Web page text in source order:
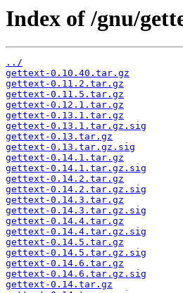
Index of /gnu/
../
gettext-0.10.40.tar.gz
gettext-0.11.2.tar.gz
gettext-0.11.5.tar.gz
gettext-0.12.1.tar.gz
gettext-0.13.1.tar.gz
gettext-0.13.1.tar.gz.sig
gettext-0.13.tar.gz
gettext-0.13.tar.gz.sig
gettext-0.14.1.tar.gz
gettext-0.14.1.tar.gz.sig
gettext-0.14.2.tar.gz
gettext-0.14.2.tar.gz.sig
gettext-0.14.3.tar.gz
gettext-0.14.3.tar.gz.sig
gettext-0.14.4.tar.gz
gettext-0.14.4.tar.gz.sig
gettext-0.14.5.tar.gz
gettext-0.14.5.tar.gz.sig
gettext-0.14.6.tar.gz
gettext-0.14.6.tar.gz.sig
gettext-0.14.tar.gz